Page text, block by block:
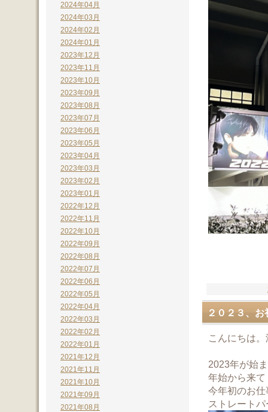
２０２３、お
こんにちは
2023年が始
年始から来
今年初のお
ストレート
2024年04月
2024年03月
2024年02月
2024年01月
2023年12月
2023年11月
2023年10月
2023年09月
2023年08月
2023年07月
2023年06月
2023年05月
2023年04月
2023年03月
2023年02月
2023年01月
2022年12月
2022年11月
2022年10月
2022年09月
2022年08月
2022年07月
2022年06月
2022年05月
2022年04月
2022年03月
2022年02月
2022年01月
2021年12月
2021年11月
2021年10月
2021年09月
2021年08月